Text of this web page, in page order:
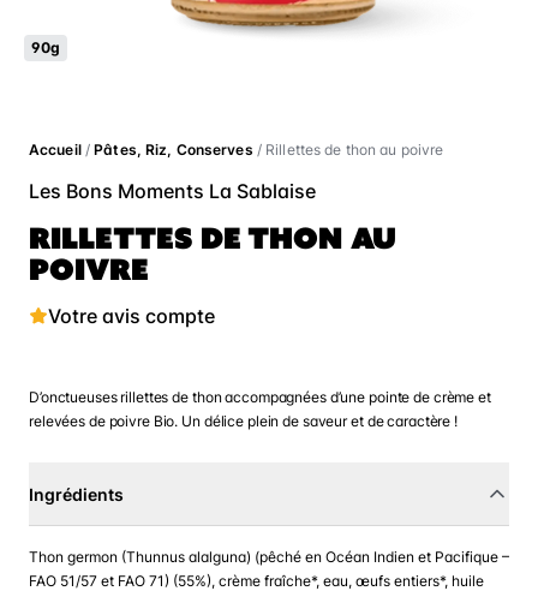
90g
Accueil/Pâtes, Riz, Conserves / Rillettes de thon au poivre
Les Bons Moments La Sablaise
RILLETTES DE THON AU
POIVRE
Votre avis compte
D’onctueuses rillettes de thon accompagnées d’une pointe de crème et
relevées de poivre Bio. Un délice plein de saveur et de caractère !
Ingrédients
Thon germon (Thunnus alalguna) (pêché en Océan Indien et Pacifique –
FAO 51/57 et FAO 71) (55%), crème fraîche*, eau, œufs entiers*, huile